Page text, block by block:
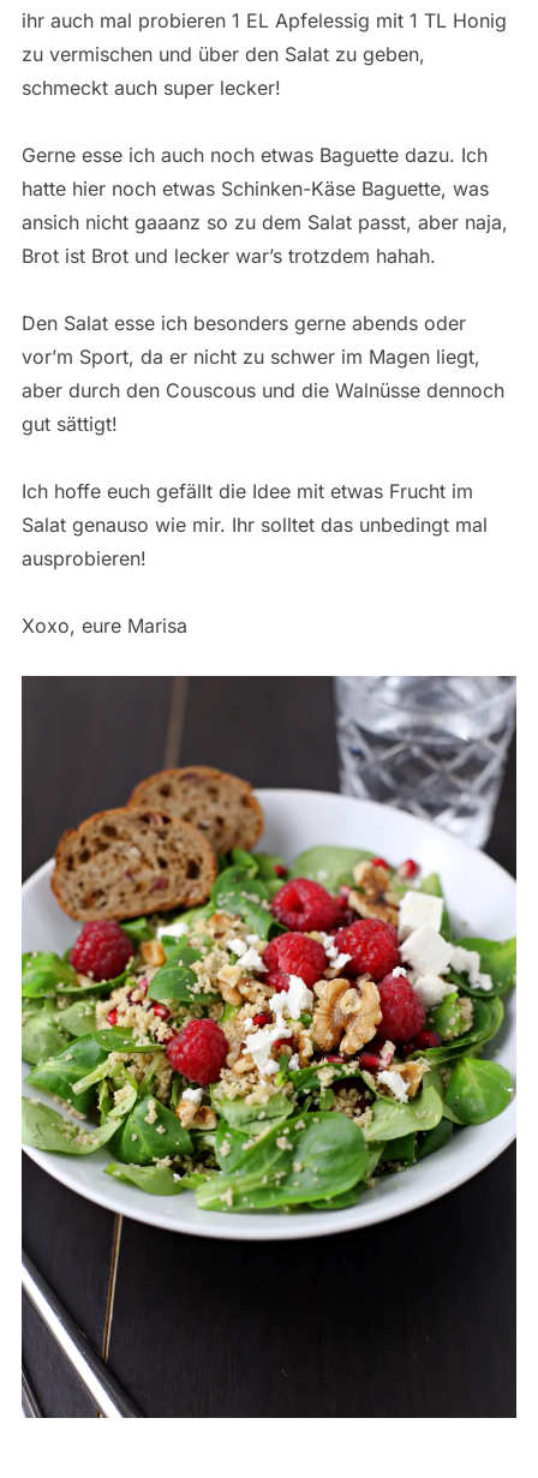
ihr auch mal probieren 1 EL Apfelessig mit 1 TL Honig
zu vermischen und über den Salat zu geben,
schmeckt auch super lecker!
Gerne esse ich auch noch etwas Baguette dazu. Ich
hatte hier noch etwas Schinken-Käse Baguette, was
ansich nicht gaaanz so zu dem Salat passt, aber naja,
Brot ist Brot und lecker war’s trotzdem hahah.
Den Salat esse ich besonders gerne abends oder
vor’m Sport, da er nicht zu schwer im Magen liegt,
aber durch den Couscous und die Walnüsse dennoch
gut sättigt!
Ich hoffe euch gefällt die Idee mit etwas Frucht im
Salat genauso wie mir. Ihr solltet das unbedingt mal
ausprobieren!
Xoxo, eure Marisa